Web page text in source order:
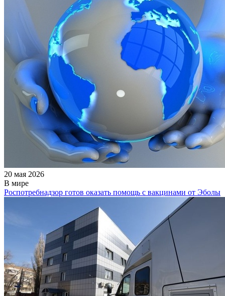
20 мая 2026
В мире
Роспотребнадзор готов оказать помощь с вакцинами от Эболы